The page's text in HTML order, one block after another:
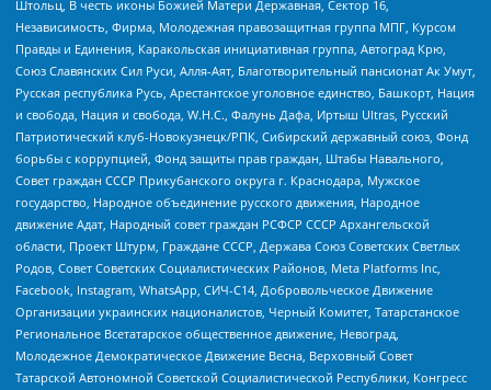
Штольц, В честь иконы Божией Матери Державная, Сектор 16,
Независимость, Фирма, Молодежная правозащитная группа МПГ, Курсом
Правды и Единения, Каракольская инициативная группа, Автоград Крю,
Союз Славянских Сил Руси, Алля-Аят, Благотворительный пансионат Ак Умут,
Русская республика Русь, Арестантское уголовное единство, Башкорт, Нация
и свобода, Нация и свобода, W.H.С., Фалунь Дафа, Иртыш Ultras, Русский
Патриотический клуб-Новокузнецк/РПК, Сибирский державный союз, Фонд
борьбы с коррупцией, Фонд защиты прав граждан, Штабы Навального,
Совет граждан СССР Прикубанского округа г. Краснодара, Мужское
государство, Народное объединение русского движения, Народное
движение Адат, Народный совет граждан РСФСР СССР Архангельской
области, Проект Штурм, Граждане СССР, Держава Союз Советских Светлых
Родов, Совет Советских Социалистических Районов, Meta Platforms Inc,
Facebook, Instagram, WhatsApp, СИЧ-С14, Добровольческое Движение
Организации украинских националистов, Черный Комитет, Татарстанское
Региональное Всетатарское общественное движение, Невоград,
Молодежное Демократическое Движение Весна, Верховный Совет
Татарской Автономной Советской Социалистической Республики, Конгресс